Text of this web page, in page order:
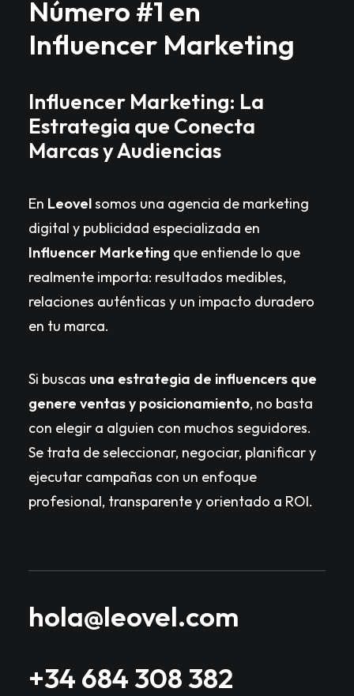
Número #1 en
Influencer Marketing
Influencer Marketing: La
Estrategia que Conecta
Marcas y Audiencias
En Leovelsomos una agencia de marketing
digital y publicidad especializada en
Influencer Marketing que entiende lo que
realmente importa: resultados medibles,
relaciones auténticas y un impacto duradero
en tu marca.
Si buscas una estrategia de influencers que
genere ventas y posicionamiento, no basta
con elegir a alguien con muchos seguidores.
Se trata de seleccionar, negociar, planificar y
ejecutar campañas con un enfoque
profesional, transparente y orientado a ROI.
hola@leovel.com
+34 684 308 382